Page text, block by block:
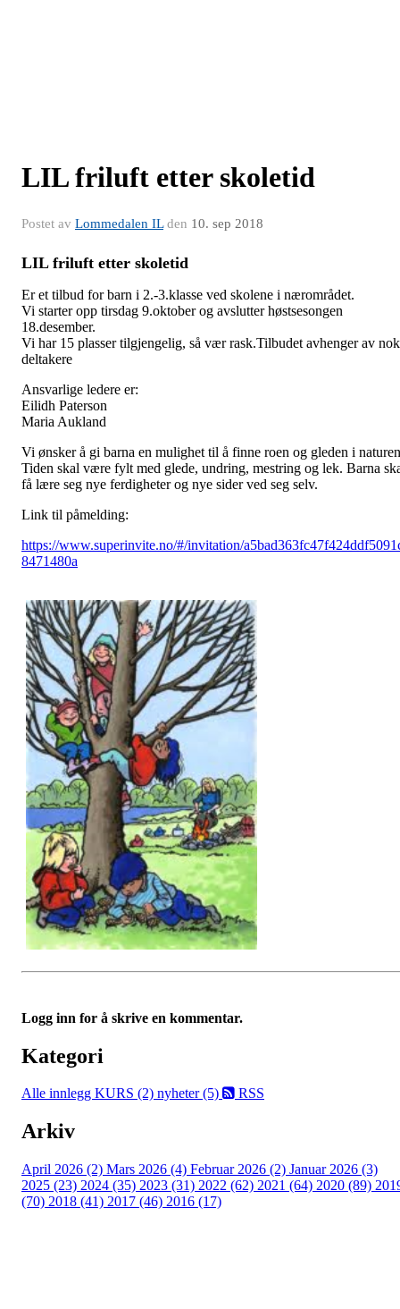
LIL friluft etter skoletid
Postet av Lommedalen ILden 10. sep 2018
LIL friluft etter skoletid
Er et tilbud for barn i 2.-3.klasse ved skolene i nærområdet.
Vi starter opp tirsdag 9.oktober og avslutter høstsesongen
18.desember.
Vi har 15 plasser tilgjengelig, så vær rask.Tilbudet avhenger av nok
deltakere
Ansvarlige ledere er:
Eilidh Paterson
Maria Aukland
Vi ønsker å gi barna en mulighet til å finne roen og gleden i
Tiden skal være fylt med glede, undring, mestring og lek. Barna
få lære seg nye ferdigheter og nye sider ved seg selv.
Link til påmelding:
https://www.superinvite.no/#/invitation/
8471480a
Logg inn for å skrive en kommentar.
Kategori
Alle innlegg KURS (2) nyheter (5) RSS
Arkiv
April 2026 (2) Mars 2026 (4) Februar 2026 (2) Januar 2026 (3)
2025 (23) 2024 (35) 2023 (31) 2022 (62) 2021 (64) 2020 (89)
(70) 2018 (41) 2017 (46) 2016 (17)